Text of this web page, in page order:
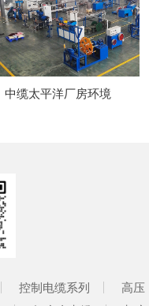
中缆太平洋厂房环境
控制电缆系列
高压